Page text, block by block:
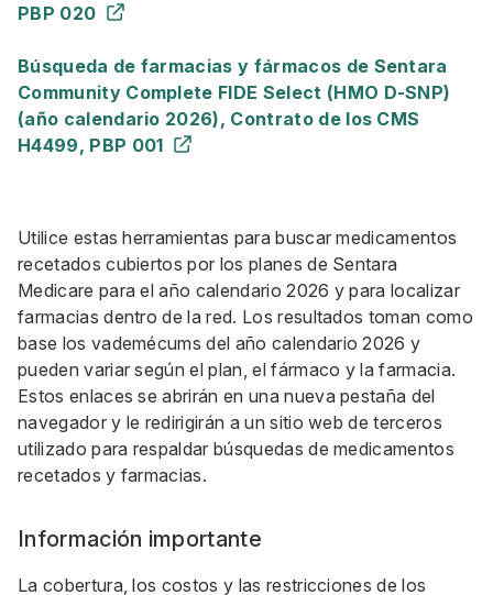
PBP 020
Búsqueda de farmacias y fármacos de Sentara
Community Complete FIDE Select (HMO D-SNP)
(año calendario 2026), Contrato de los CMS
H4499, PBP 001
Utilice estas herramientas para buscar medicamentos
recetados cubiertos por los planes de Sentara
Medicare para el año calendario 2026 y para localizar
farmacias dentro de la red. Los resultados toman como
base los vademécums del año calendario 2026 y
pueden variar según el plan, el fármaco y la farmacia.
Estos enlaces se abrirán en una nueva pestaña del
navegador y le redirigirán a un sitio web de terceros
utilizado para respaldar búsquedas de medicamentos
recetados y farmacias.
Información importante
La cobertura, los costos y las restricciones de los